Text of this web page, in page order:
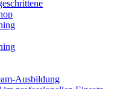
Ausbildung